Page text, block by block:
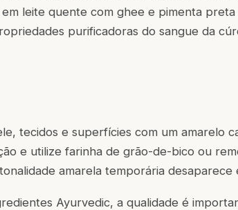
leite quente com ghee e pimenta preta
purificadoras do sangue da
tecidos e superfícies com um amarelo
e utilize farinha de grão-de-bico ou
amarela temporária desaparece
Ayurvedic, a qualidade é